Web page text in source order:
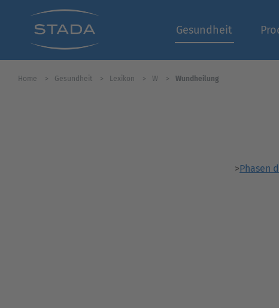
Gesundheit
Home Gesundheit Lexikon W Wundheilung
>Phasen